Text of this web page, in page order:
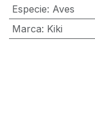
Especie: Aves
Marca: Kiki